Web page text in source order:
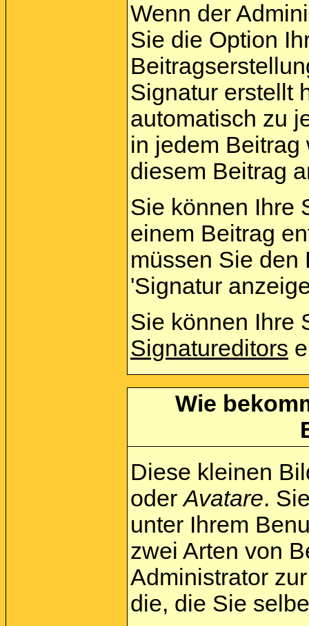
Wenn der
Sie die Option
Signatur erstellt
automatisch zu
in jedem
diesem Beitrag
Sie können Ihre
einem Beitrag
müssen Sie den
'Signatur
Sie können Ihre
Signatureditors
Wie
Diese kleinen
oderAvatare.
unter Ihrem
zwei Arten von
Administrator
die, die Sie